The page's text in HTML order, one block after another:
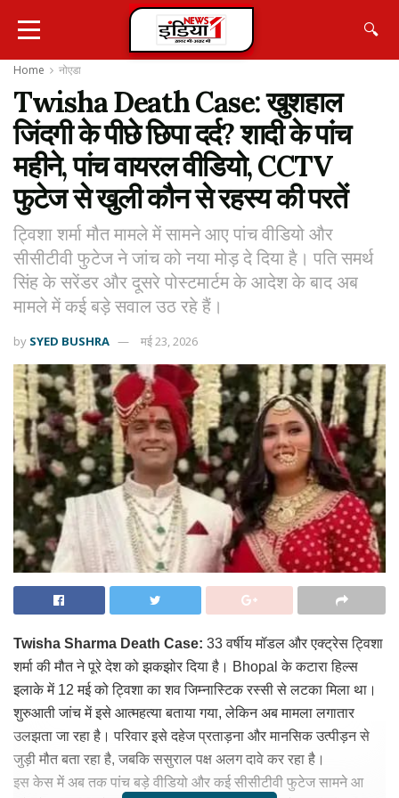
🔍
Home नोएडा
Twisha Death Case: खुशहाल
जिंदगी के पीछे छिपा दर्द? शादी के पांच
महीने, पांच वायरल वीडियो, CCTV
फुटेज से खुली कौन से रहस्य की परतें
ट्विशा शर्मा मौत मामले में सामने आए पांच वीडियो और
सीसीटीवी फुटेज ने जांच को नया मोड़ दे दिया है। पति समर्थ
सिंह के सरेंडर और दूसरे पोस्टमार्टम के आदेश के बाद अब
मामले में कई बड़े सवाल उठ रहे हैं।
by SYED BUSHRA मई 23, 2026
Twisha Sharma Death Case: 33 वर्षीय मॉडल और एक्ट्रेस ट्विशा
शर्मा की मौत ने पूरे देश को झकझोर दिया है। Bhopal के कटारा हिल्स
इलाके में 12 मई को ट्विशा का शव जिम्नास्टिक रस्सी से लटका मिला था।
शुरुआती जांच में इसे आत्महत्या बताया गया, लेकिन अब मामला लगातार
उलझता जा रहा है। परिवार इसे दहेज प्रताड़ना और मानसिक उत्पीड़न से
जुड़ी मौत बता रहा है, जबकि ससुराल पक्ष अलग दावे कर रहा है।
इस केस में अब तक पांच बड़े वीडियो और कई सीसीटीवी फुटेज सामने आ